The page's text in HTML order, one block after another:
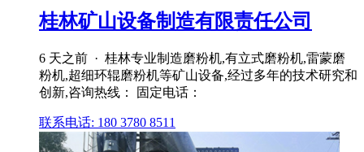
桂林矿山设备制造有限责任公司
6 天之前 · 桂林专业制造磨粉机,有立式磨粉机,雷蒙磨
粉机,超细环辊磨粉机等矿山设备,经过多年的技术研究和
创新,咨询热线： 固定电话：
联系电话: 180 3780 8511